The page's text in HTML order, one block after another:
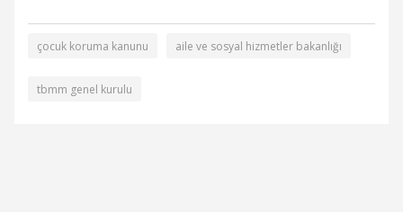
çocuk koruma kanunu aile ve sosyal hizmetler bakanlığı
tbmm genel kurulu